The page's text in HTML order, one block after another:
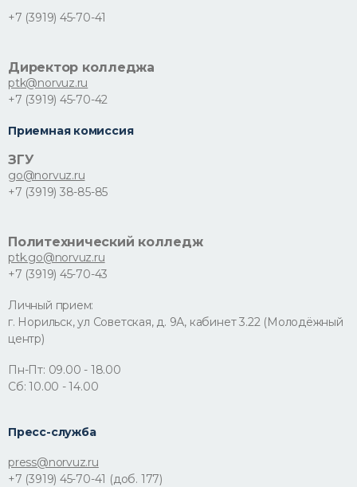
+7 (3919) 45-70-41
Директор колледжа
ptk@norvuz.ru
+7 (3919) 45-70-42
Приемная комиссия
ЗГУ
go@norvuz.ru
+7 (3919) 38-85-85
Политехнический колледж
ptk.go@norvuz.ru
+7 (3919) 45-70-43
Личный прием:
г. Норильск, ул Советская, д. 9А, кабинет 3.22 (Молодёжный
центр)
Пн-Пт: 09.00 - 18.00
Сб: 10.00 - 14.00
Пресс-служба
press@norvuz.ru
+7 (3919) 45-70-41 (доб. 177)